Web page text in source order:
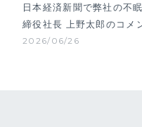
2026/06/26
日本経済新聞で弊社の不
締役社長 上野太郎のコメ